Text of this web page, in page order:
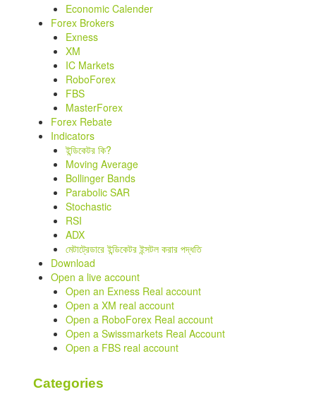
Economic Calender
Forex Brokers
Exness
XM
IC Markets
RoboForex
FBS
MasterForex
Forex Rebate
Indicators
ইন্ডিকেটর কি?
Moving Average
Bollinger Bands
Parabolic SAR
Stochastic
RSI
ADX
মেটাট্রেডারে ইন্ডিকেটর ইন্সটল করার পদ্ধতি
Download
Open a live account
Open an Exness Real account
Open a XM real account
Open a RoboForex Real account
Open a Swissmarkets Real Account
Open a FBS real account
Categories